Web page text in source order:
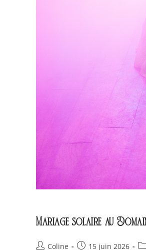
Mariage solaire au
Coline 15 juin 2026